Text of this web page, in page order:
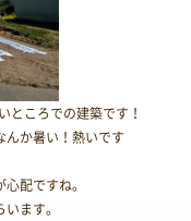
ところでの建築です！
んか暑い！熱いです
配ですね。
ます。